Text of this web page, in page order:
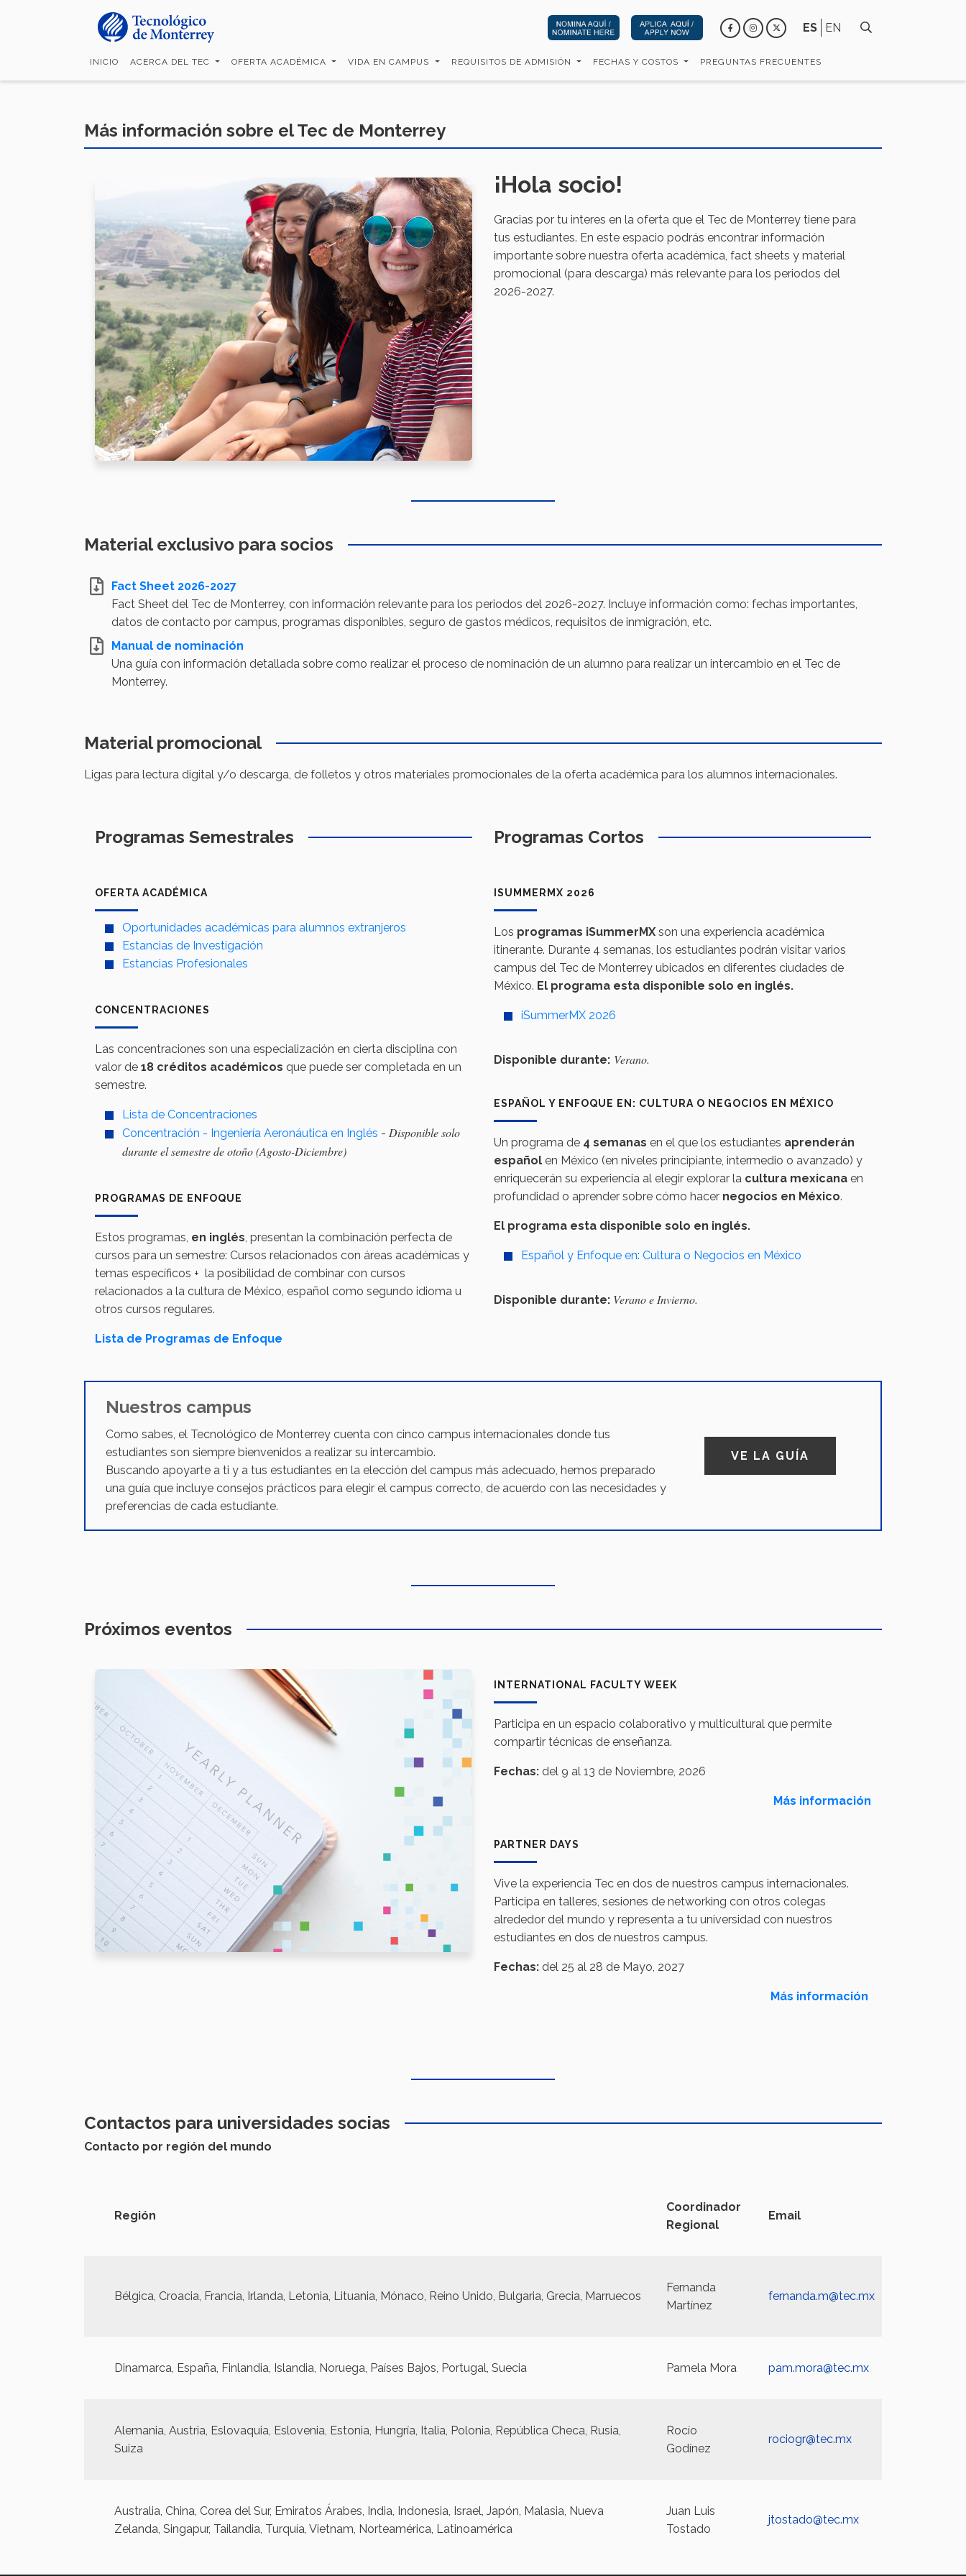
ES EN
INICIO ACERCA DEL TEC OFERTA ACADÉMICA VIDA EN CAMPUS REQUISITOS DE ADMISIÓN FECHAS Y COSTOS PREGUNTAS FRECUENTES
Más información sobre el Tec de Monterrey
¡Hola socio!
Gracias por tu interes en la oferta que el Tec de Monterrey tiene para
tus estudiantes. En este espacio podrás encontrar información
importante sobre nuestra oferta académica, fact sheets y material
promocional (para descarga) más relevante para los periodos del
2026-2027.
Material exclusivo para socios
Fact Sheet 2026-2027
Fact Sheet del Tec de Monterrey, con información relevante para los periodos del 2026-2027. Incluye información como: fechas importantes,
datos de contacto por campus, programas disponibles, seguro de gastos médicos, requisitos de inmigración, etc.
Manual de nominación
Una guía con información detallada sobre como realizar el proceso de nominación de un alumno para realizar un intercambio en el Tec de
Monterrey.
Material promocional
Ligas para lectura digital y/o descarga, de folletos y otros materiales promocionales de la oferta académica para los alumnos internacionales.
Programas Semestrales
OFERTA ACADÉMICA
Oportunidades académicas para alumnos extranjeros
Estancias de Investigación
Estancias Profesionales
CONCENTRACIONES
Las concentraciones son una especialización en cierta disciplina con
valor de 18 créditos académicos que puede ser completada en un
semestre.
Lista de Concentraciones
Concentración - Ingeniería Aeronáutica en Inglés - Disponible solo
durante el semestre de otoño (Agosto-Diciembre)
PROGRAMAS DE ENFOQUE
Estos programas, en inglés, presentan la combinación perfecta de
cursos para un semestre: Cursos relacionados con áreas académicas y
temas específicos + la posibilidad de combinar con cursos
relacionados a la cultura de México, español como segundo idioma u
otros cursos regulares.
Lista de Programas de Enfoque
Programas Cortos
ISUMMERMX 2026
Los programas iSummerMX son una experiencia académica
itinerante. Durante 4 semanas, los estudiantes podrán visitar varios
campus del Tec de Monterrey ubicados en diferentes ciudades de
México. El programa esta disponible solo en inglés.
iSummerMX 2026
Disponible durante: Verano.
ESPAÑOL Y ENFOQUE EN: CULTURA O NEGOCIOS EN MÉXICO
Un programa de 4 semanas en el que los estudiantes aprenderán
español en México (en niveles principiante, intermedio o avanzado) y
enriquecerán su experiencia al elegir explorar la cultura mexicana en
profundidad o aprender sobre cómo hacer negocios en México.
El programa esta disponible solo en inglés.
Español y Enfoque en: Cultura o Negocios en México
Disponible durante: Verano e Invierno.
Nuestros campus
Como sabes, el Tecnológico de Monterrey cuenta con cinco campus internacionales donde tus
estudiantes son siempre bienvenidos a realizar su intercambio.
Buscando apoyarte a ti y a tus estudiantes en la elección del campus más adecuado, hemos preparado
una guía que incluye consejos prácticos para elegir el campus correcto, de acuerdo con las necesidades y
preferencias de cada estudiante.
VE LA GUÍA
Próximos eventos
INTERNATIONAL FACULTY WEEK
Participa en un espacio colaborativo y multicultural que permite
compartir técnicas de enseñanza.
Fechas: del 9 al 13 de Noviembre, 2026
Más información
PARTNER DAYS
Vive la experiencia Tec en dos de nuestros campus internacionales.
Participa en talleres, sesiones de networking con otros colegas
alrededor del mundo y representa a tu universidad con nuestros
estudiantes en dos de nuestros campus.
Fechas: del 25 al 28 de Mayo, 2027
Más información
Contactos para universidades socias
Contacto por región del mundo
Región
Coordinador
Regional
Email
Bélgica, Croacia, Francia, Irlanda, Letonia, Lituania, Mónaco, Reino Unido, Bulgaria, Grecia, Marruecos
Fernanda
Martínez
fernanda.m@tec.mx
Dinamarca, España, Finlandia, Islandia, Noruega, Países Bajos, Portugal, Suecia Pamela Mora pam.mora@tec.mx
Alemania, Austria, Eslovaquia, Eslovenia, Estonia, Hungría, Italia, Polonia, República Checa, Rusia,
Suiza
Rocío
Godínez
rociogr@tec.mx
Australia, China, Corea del Sur, Emiratos Árabes, India, Indonesia, Israel, Japón, Malasia, Nueva
Zelanda, Singapur, Tailandia, Turquía, Vietnam, Norteamérica, Latinoamérica
Juan Luis
Tostado
jtostado@tec.mx